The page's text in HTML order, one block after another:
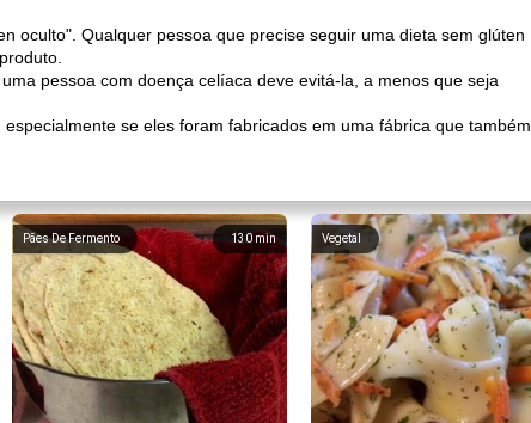
oculto". Qualquer pessoa que precise seguir uma dieta sem glúten
pessoa com doença celíaca deve evitá-la, a menos que seja
se eles foram fabricados em uma fábrica que também
130 min
Pães De Fermento Vegetal